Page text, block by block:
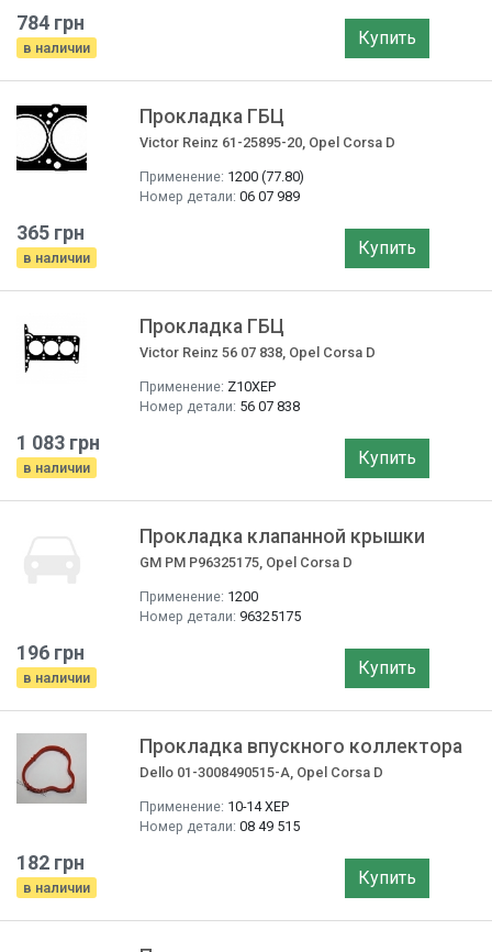
784 грн
в наличии Купить
Прокладка ГБЦ
Victor Reinz 61-25895-20, Opel Corsa D
Применение: 1200 (77.80)
Номер детали: 06 07 989
365 грн
в наличии Купить
Прокладка ГБЦ
Victor Reinz 56 07 838, Opel Corsa D
Применение: Z10XEP
Номер детали: 56 07 838
1 083 грн
в наличии Купить
Прокладка клапанной крышки
GM PM P96325175, Opel Corsa D
Применение: 1200
Номер детали: 96325175
196 грн
в наличии Купить
Прокладка впускного коллектора
Dello 01-3008490515-A, Opel Corsa D
Применение: 10-14 ХЕР
Номер детали: 08 49 515
182 грн
в наличии Купить